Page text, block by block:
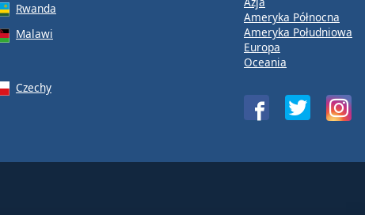
Rwanda
Malawi
Czechy
Ameryka Północna
Ameryka Południowa
Europa
Oceania